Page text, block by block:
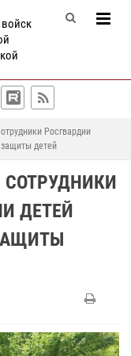
Росгвардии
детей
ДЕТЕЙ